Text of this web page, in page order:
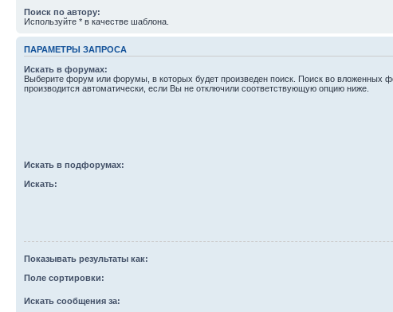
Поиск по автору:
Используйте * в качестве шаблона.
ПАРАМЕТРЫ ЗАПРОСА
Искать в форумах:
Выберите форум или форумы, в которых будет произведен поиск. Поиск во вложенных
производится автоматически, если Вы не отключили соответствующую опцию ниже.
Искать в подфорумах:
Искать:
Показывать результаты как:
Поле сортировки:
Искать сообщения за: